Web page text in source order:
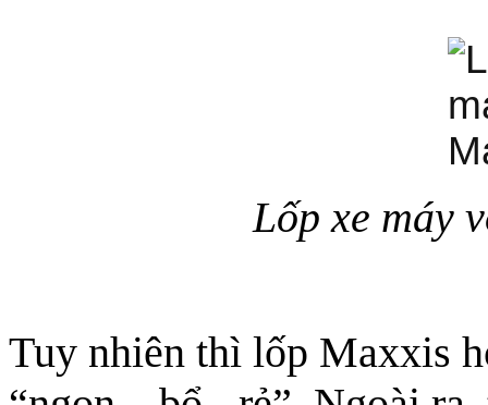
Lốp xe máy
Tuy nhiên thì lốp Maxxis